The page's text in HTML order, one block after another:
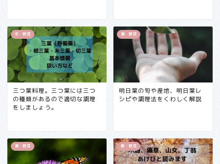
冬・野菜
三つ葉料理。三つ葉には三つ
の種類があるので適切な調理
をしましょう。
夏・野菜
明日葉の旬や産地、明日葉レ
シピや調理法をくわしく解説
夏・野菜 春・野菜